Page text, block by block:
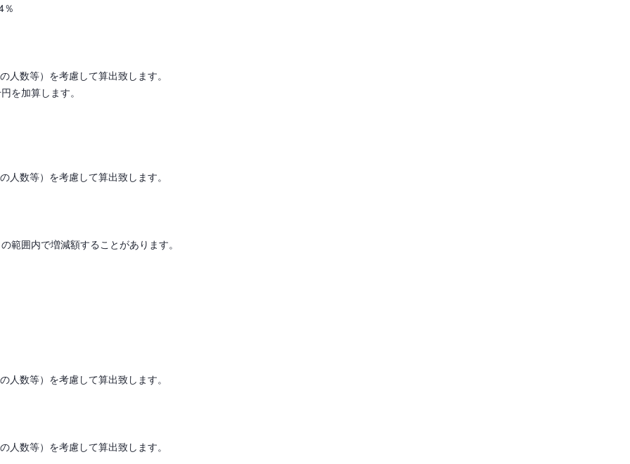
人数等）を考慮して算出致します。
を加算します。
人数等）を考慮して算出致します。
範囲内で増減額することがあります。
人数等）を考慮して算出致します。
人数等）を考慮して算出致します。